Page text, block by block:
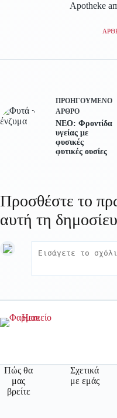
Apotheke
ΠΡΟΗΓΟΎΜΕΝΟ
ΆΡΘΡΟ
ΝΕΟ: Φροντίδα
υγείας με
φυσικές
φυτικές ουσίες
Προσθέστε το
αυτή τη
Πώς θα
μας
βρείτε
Σχετικά
με εμάς